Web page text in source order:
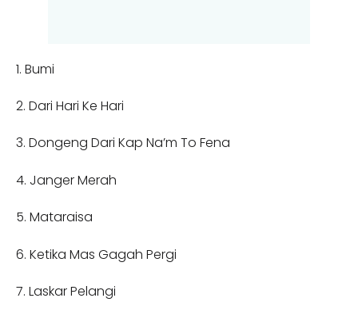
1. Bumi
2. Dari Hari Ke Hari
3. Dongeng Dari Kap Na’m To Fena
4. Janger Merah
5. Mataraisa
6. Ketika Mas Gagah Pergi
7. Laskar Pelangi